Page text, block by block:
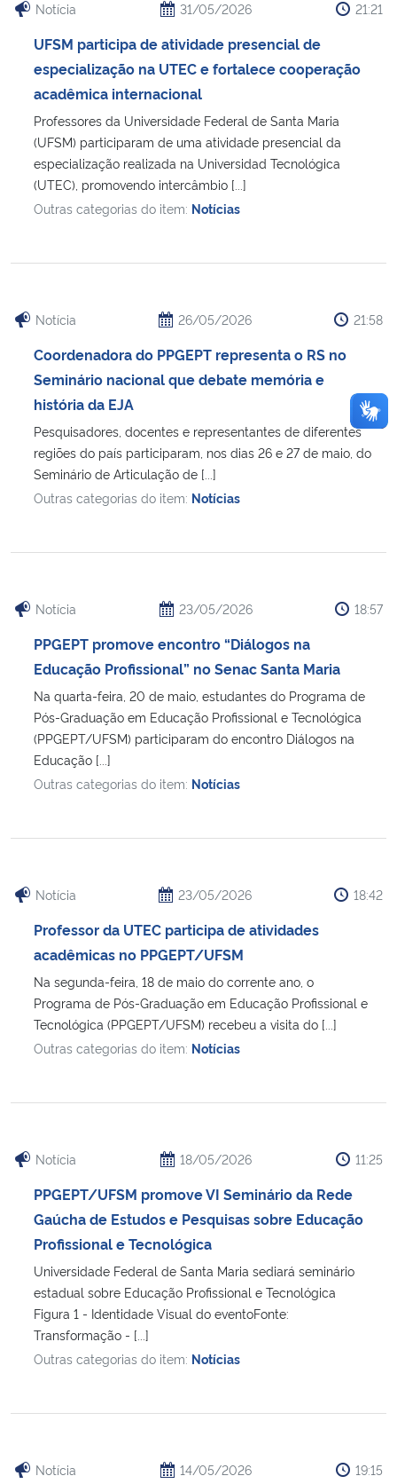
Notícia 31/05/2026 21:21
UFSM participa de atividade presencial de
especialização na UTEC e fortalece cooperação
acadêmica internacional
Professores da Universidade Federal de Santa Maria
(UFSM) participaram de uma atividade presencial da
especialização realizada na Universidad Tecnológica
(UTEC), promovendo intercâmbio [...]
Outras categorias do item: Notícias
Notícia 26/05/2026 21:58
Coordenadora do PPGEPT representa o RS no
Seminário nacional que debate memória e
história da EJA
Pesquisadores, docentes e representantes de diferentes
regiões do país participaram, nos dias 26 e 27 de maio, do
Seminário de Articulação de [...]
Outras categorias do item: Notícias
Notícia 23/05/2026 18:57
PPGEPT promove encontro “Diálogos na
Educação Profissional” no Senac Santa Maria
Na quarta-feira, 20 de maio, estudantes do Programa de
Pós-Graduação em Educação Profissional e Tecnológica
(PPGEPT/UFSM) participaram do encontro Diálogos na
Educação [...]
Outras categorias do item: Notícias
Notícia 23/05/2026 18:42
Professor da UTEC participa de atividades
acadêmicas no PPGEPT/UFSM
Na segunda-feira, 18 de maio do corrente ano, o
Programa de Pós-Graduação em Educação Profissional e
Tecnológica (PPGEPT/UFSM) recebeu a visita do [...]
Outras categorias do item: Notícias
Notícia 18/05/2026 11:25
PPGEPT/UFSM promove VI Seminário da Rede
Gaúcha de Estudos e Pesquisas sobre Educação
Profissional e Tecnológica
Universidade Federal de Santa Maria sediará seminário
estadual sobre Educação Profissional e Tecnológica
Figura 1 - Identidade Visual do eventoFonte:
Transformação - [...]
Outras categorias do item: Notícias
Notícia 14/05/2026 19:15